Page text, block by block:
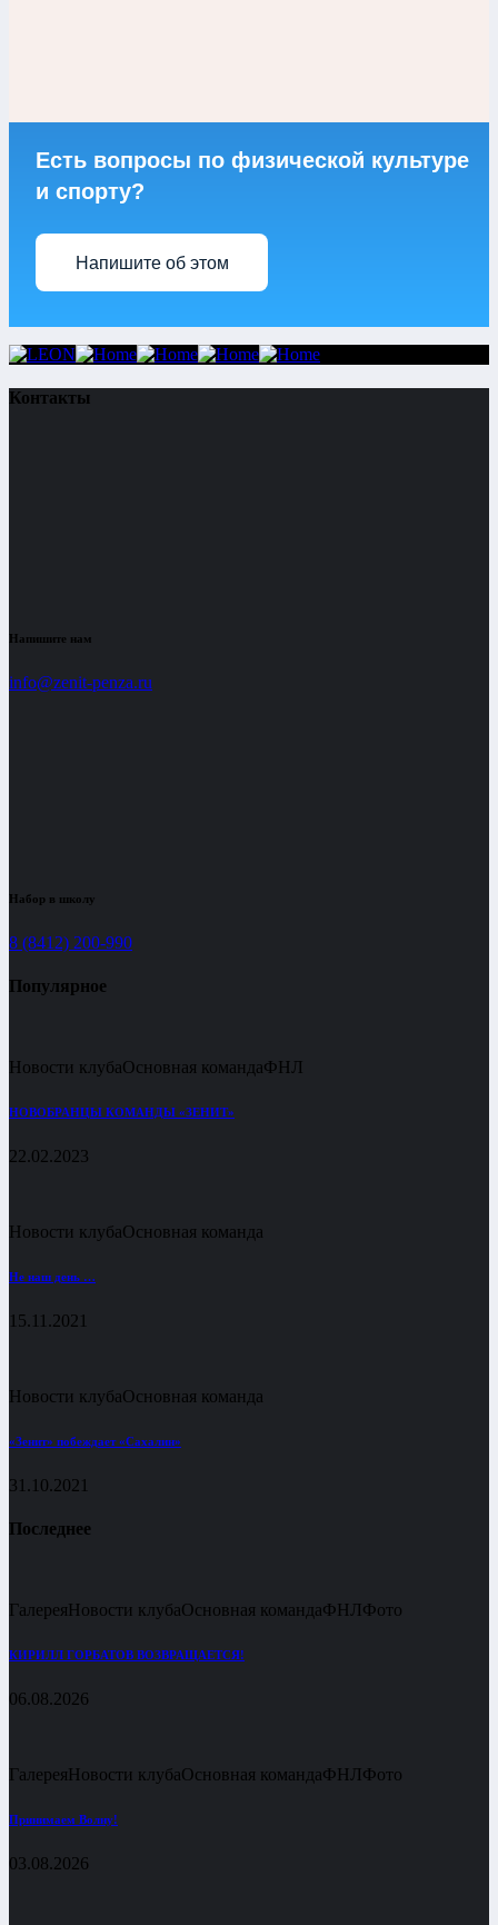
Есть вопросы по физической культуре
и спорту?
Напишите об этом
Контакты
Напишите нам
info@zenit-penza.ru
Набор в школу
8 (8412) 200-990
Популярное
Новости клубаОсновная командаФНЛ
НОВОБРАНЦЫ КОМАНДЫ «ЗЕНИТ»
22.02.2023
Новости клубаОсновная команда
Не наш день …
15.11.2021
Новости клубаОсновная команда
«Зенит» побеждает «Сахалин»
31.10.2021
Последнее
Галерея Новости клубаОсновная командаФНЛ Фото
КИРИЛЛ ГОРБАТОВ ВОЗВРАЩАЕТСЯ!
06.08.2026
ГалереяНовости клубаОсновная командаФНЛФото
Принимаем Волну!
03.08.2026